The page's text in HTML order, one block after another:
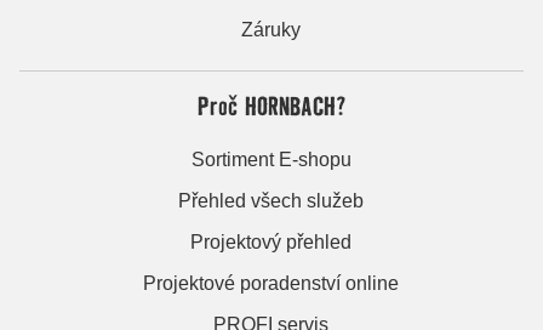
Záruky
Proč HORNBACH?
Sortiment E-shopu
Přehled všech služeb
Projektový přehled
Projektové poradenství online
PROFI servis